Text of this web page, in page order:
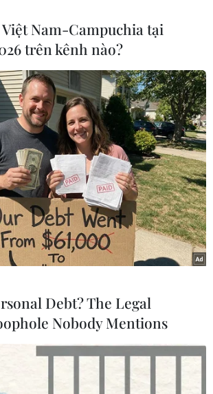
Nam-Campuchia tại
trên kênh nào?
Debt? The Legal
Nobody Mentions